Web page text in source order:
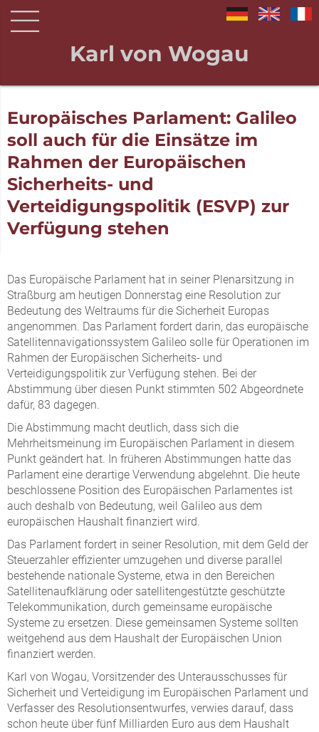
Karl von Wogau
Europäisches Parlament: Galileo
soll auch für die Einsätze im
Rahmen der Europäischen
Sicherheits- und
Verteidigungspolitik (ESVP) zur
Verfügung stehen
Das Europäische Parlament hat in seiner Plenarsitzung in
Straßburg am heutigen Donnerstag eine Resolution zur
Bedeutung des Weltraums für die Sicherheit Europas
angenommen. Das Parlament fordert darin, das europäische
Satellitennavigationssystem Galileo solle für Operationen im
Rahmen der Europäischen Sicherheits- und
Verteidigungspolitik zur Verfügung stehen. Bei der
Abstimmung über diesen Punkt stimmten 502 Abgeordnete
dafür, 83 dagegen.
Die Abstimmung macht deutlich, dass sich die
Mehrheitsmeinung im Europäischen Parlament in diesem
Punkt geändert hat. In früheren Abstimmungen hatte das
Parlament eine derartige Verwendung abgelehnt. Die heute
beschlossene Position des Europäischen Parlamentes ist
auch deshalb von Bedeutung, weil Galileo aus dem
europäischen Haushalt finanziert wird.
Das Parlament fordert in seiner Resolution, mit dem Geld der
Steuerzahler effizienter umzugehen und diverse parallel
bestehende nationale Systeme, etwa in den Bereichen
Satellitenaufklärung oder satellitengestützte geschützte
Telekommunikation, durch gemeinsame europäische
Systeme zu ersetzen. Diese gemeinsamen Systeme sollten
weitgehend aus dem Haushalt der Europäischen Union
finanziert werden.
Karl von Wogau, Vorsitzender des Unterausschusses für
Sicherheit und Verteidigung im Europäischen Parlament und
Verfasser des Resolutionsentwurfes, verwies darauf, dass
schon heute über fünf Milliarden Euro aus dem Haushalt